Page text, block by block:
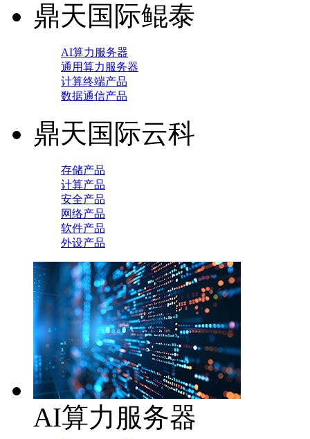
鼎天国际鲲泰
AI算力服务器
通用算力服务器
计算终端产品
数据通信产品
鼎天国际云科
存储产品
计算产品
安全产品
网络产品
软件产品
外设产品
AI算力服务器